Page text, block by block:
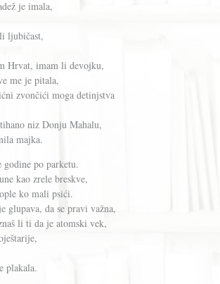
je imala,
ljubičast,
Hrvat, imam li devojku,
me je pitala,
zvončići moga detinjstva
niz Donju Mahalu,
majka.
po parketu.
kao zrele breskve,
ko mali psići.
glupava, da se pravi važna,
li ti da je atomski vek,
plakala.